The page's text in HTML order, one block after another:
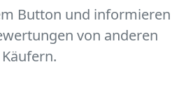
Button und informieren
von anderen
Käufern.